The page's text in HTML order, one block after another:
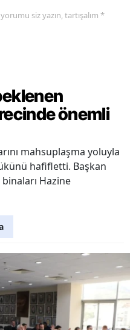
siz yazın, tartışalım *
önemli
mahsuplaşma yoluyla
hafifletti. Başkan
Hazine